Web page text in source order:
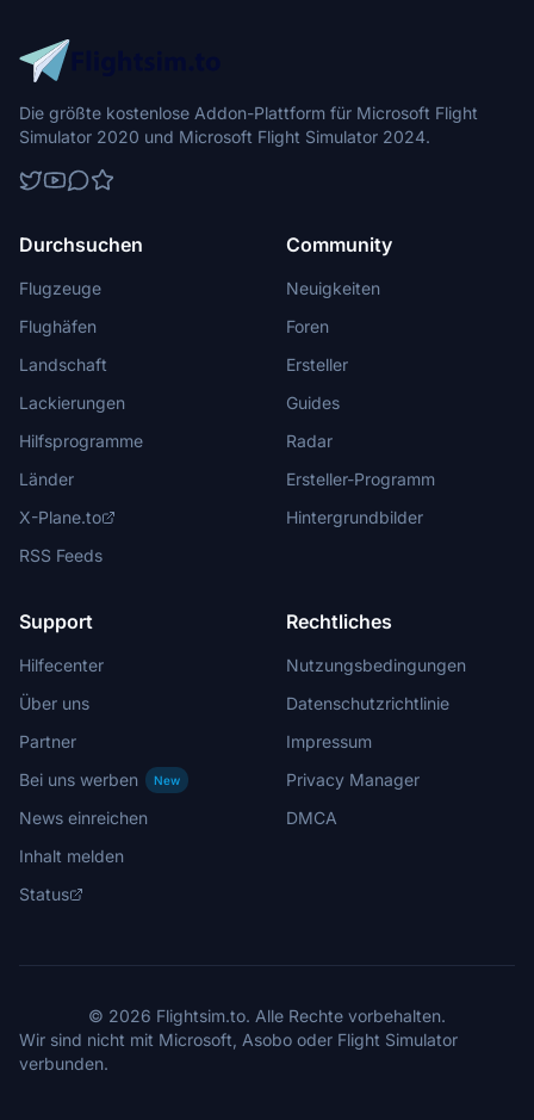
Die größte kostenlose Addon-Plattform für Microsoft Flight
Simulator 2020 und Microsoft Flight Simulator 2024.
Durchsuchen
Flugzeuge
Flughäfen
Landschaft
Lackierungen
Hilfsprogramme
Länder
X-Plane.to
RSS Feeds
Community
Neuigkeiten
Foren
Ersteller
Guides
Radar
Ersteller-Programm
Hintergrundbilder
Support
Hilfecenter
Über uns
Partner
Bei uns werben
New
News einreichen
Inhalt melden
Status
Rechtliches
Nutzungsbedingungen
Datenschutzrichtlinie
Impressum
Privacy Manager
DMCA
© 2026 Flightsim.to. Alle Rechte vorbehalten.
Wir sind nicht mit Microsoft, Asobo oder Flight Simulator
verbunden.